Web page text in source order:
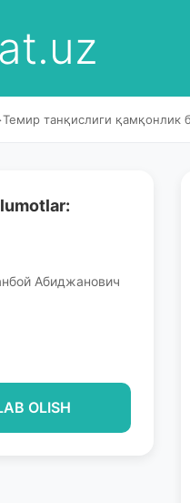
Темир танқислиги қамқонлик
Абиджанович
OLISH